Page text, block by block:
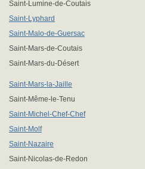
Saint-Lumine-de-Coutais
Saint-Lyphard
Saint-Malo-de-Guersac
Saint-Mars-de-Coutais
Saint-Mars-du-Désert
Saint-Mars-la-Jaille
Saint-Même-le-Tenu
Saint-Michel-Chef-Chef
Saint-Molf
Saint-Nazaire
Saint-Nicolas-de-Redon